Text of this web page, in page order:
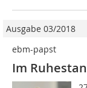
Ausgabe 03/2018
ebm-papst
Im